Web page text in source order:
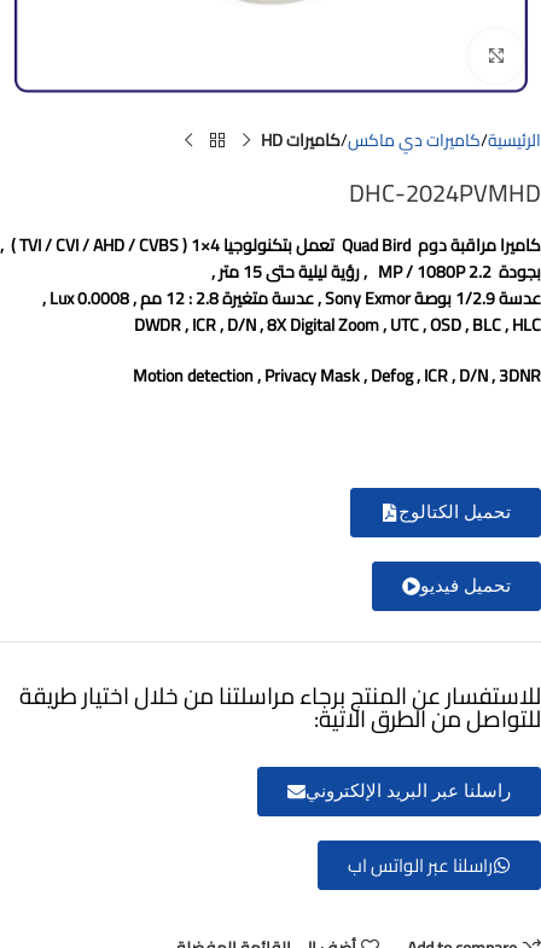
الرئيسية كاميرات دي ماكس كاميرات HD
DHC-2024PVMHD
كاميرا مراقبة دوم Quad Birdتعمل بتكنولوجيا4×1
(
TVI / CVI / AHD / CVBS
)
,
بجودة 2.2 MP / 1080P
, رؤية ليلية حتى 15 متر ,
عدسة 1/2.9 بوصة
Sony Exmor, عدسة متغيرة 2.8 : 12 مم , 0.0008 Lux
,
DWDR , ICR , D/N , 8X Digital Zoom , UTC , OSD , BLC , HLC
Motion detection , Privacy Mask , Defog , ICR , D/N , 3DNR
تحميل الكتالوج
تحميل فيديو
للاستفسار عن المنتج برجاء مراسلتنا من خلال اختيار طريقة
للتواصل من الطرق الاتية:
راسلنا عبر البريد الإلكتروني
راسلنا عبر الواتس اب